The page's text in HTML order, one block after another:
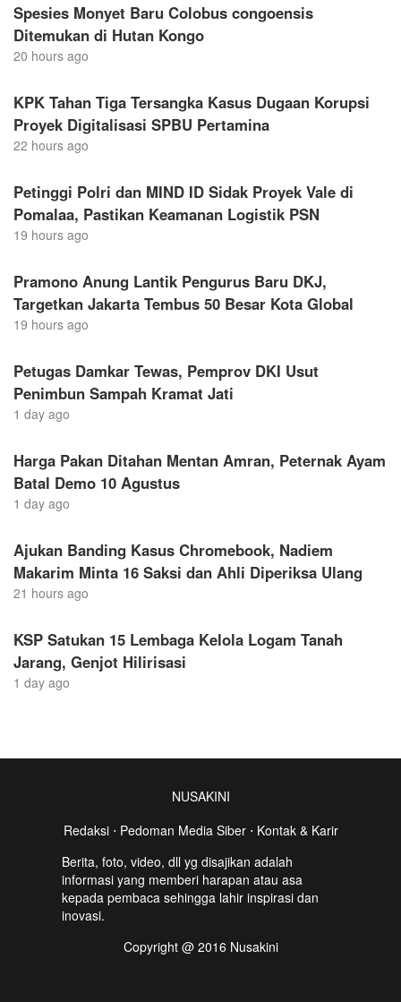
Spesies Monyet Baru Colobus congoensis
Ditemukan di Hutan Kongo
20 hours ago
KPK Tahan Tiga Tersangka Kasus Dugaan Korupsi
Proyek Digitalisasi SPBU Pertamina
22 hours ago
Petinggi Polri dan MIND ID Sidak Proyek Vale di
Pomalaa, Pastikan Keamanan Logistik PSN
19 hours ago
Pramono Anung Lantik Pengurus Baru DKJ,
Targetkan Jakarta Tembus 50 Besar Kota Global
19 hours ago
Petugas Damkar Tewas, Pemprov DKI Usut
Penimbun Sampah Kramat Jati
1 day ago
Harga Pakan Ditahan Mentan Amran, Peternak Ayam
Batal Demo 10 Agustus
1 day ago
Ajukan Banding Kasus Chromebook, Nadiem
Makarim Minta 16 Saksi dan Ahli Diperiksa Ulang
21 hours ago
KSP Satukan 15 Lembaga Kelola Logam Tanah
Jarang, Genjot Hilirisasi
1 day ago
NUSAKINI
Redaksi⋅ Pedoman Media Siber⋅ Kontak & Karir
Berita, foto, video, dll yg disajikan adalah
informasi yang memberi harapan atau asa
kepada pembaca sehingga lahir inspirasi dan
inovasi.
Copyright @ 2016 Nusakini